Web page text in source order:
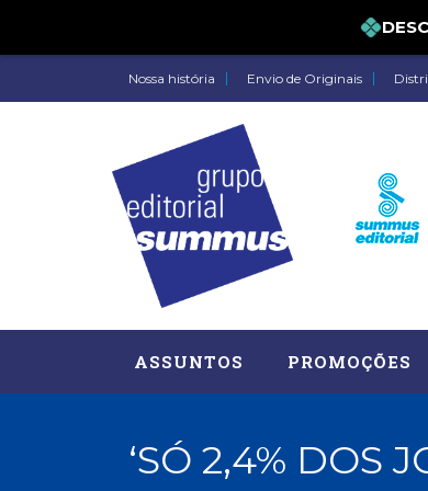
Nossa história Envio de Originais
ASSUNTOS
Administração, RH (77)
PROMOÇÕES
‘SÓ 2,4% DOS